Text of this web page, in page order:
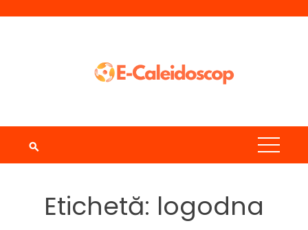
Etichetă: logodna